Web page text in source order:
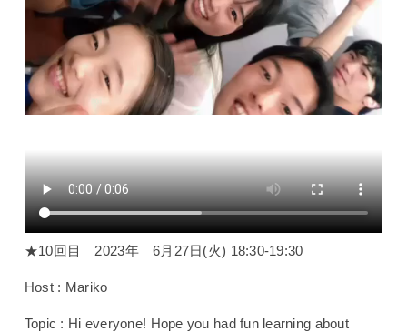
★10回目 2023年 6月27日(火) 18:30-19:30
Host : Mariko
Topic : Hi everyone! Hope you had fun learning about